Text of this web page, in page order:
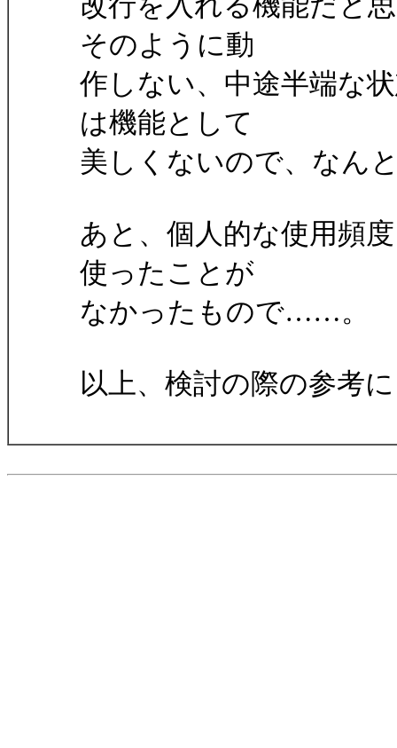
そのように動
作しない、中途半端な
は機能として
美しくないので、なん
あと、個人的な使用頻
使ったことが
なかったもので……。
以上、検討の際の参考